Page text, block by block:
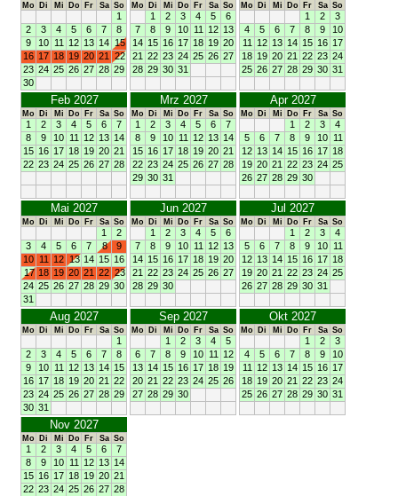
Mo Di Mi Do Fr Sa So
1
2
3 4 5 6 7
8
9
10 11 12 13 14 15
16 17 18 19 20 21 22
23 24 25 26 27 28 29
30
Mo Di Mi Do Fr Sa So
1 2 3 4 5
6
7
8 9 10 11 12 13
14 15 16 17 18 19 20
21 22 23 24 25 26 27
28 29 30 31
Mo Di Mi Do Fr Sa So
1 2
3
4
5 6 7 8 9
10
11 12 13 14 15 16 17
18 19 20 21 22 23 24
25 26 27 28 29 30 31
Feb 2027
Mo Di Mi Do Fr Sa So
1 2 3 4 5 6
7
8
9 10 11 12 13 14
15 16 17 18 19 20 21
22 23 24 25 26 27 28
Mrz 2027
Mo Di Mi Do Fr Sa So
1 2 3 4 5 6
7
8
9 10 11 12 13 14
15 16 17 18 19 20 21
22 23 24 25 26 27 28
29 30 31
Apr 2027
Mo Di Mi Do Fr Sa So
1 2 3
4
5
6 7 8 9 10 11
12 13 14 15 16 17 18
19 20 21 22 23 24 25
26 27 28 29 30
Mai 2027
Mo Di Mi Do Fr Sa So
1
2
3
4 5 6 7 8
9
10 11 12 13 14 15 16
17 18 19 20 21 22 23
24 25 26 27 28 29 30
31
Jun 2027
Mo Di Mi Do Fr Sa So
1 2 3 4 5
6
7
8 9 10 11 12 13
14 15 16 17 18 19 20
21 22 23 24 25 26 27
28 29 30
Jul 2027
Mo Di Mi Do Fr Sa So
1 2 3
4
5
6 7 8 9 10 11
12 13 14 15 16 17 18
19 20 21 22 23 24 25
26 27 28 29 30 31
Aug 2027
Mo Di Mi Do Fr Sa So
1
2
3 4 5 6 7
8
9
10 11 12 13 14 15
16 17 18 19 20 21 22
23 24 25 26 27 28 29
30 31
Sep 2027
Mo Di Mi Do Fr Sa So
1 2 3 4
5
6
7 8 9 10 11 12
13 14 15 16 17 18 19
20 21 22 23 24 25 26
27 28 29 30
Okt 2027
Mo Di Mi Do Fr Sa So
1 2
3
4
5 6 7 8 9
10
11 12 13 14 15 16 17
18 19 20 21 22 23 24
25 26 27 28 29 30 31
Nov 2027
Mo Di Mi Do Fr Sa So
1 2 3 4 5 6
7
8
9 10 11 12 13 14
15 16 17 18 19 20 21
22 23 24 25 26 27 28